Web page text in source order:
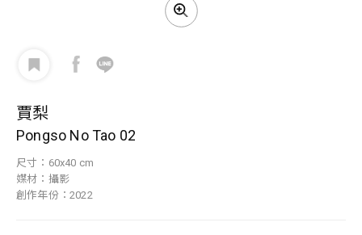
賈梨
Pongso No Tao 02
尺寸：60x40 cm
媒材：攝影
創作年份：2022